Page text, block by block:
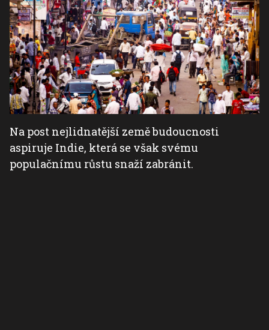
Na post nejlidnatější země budoucnosti
aspiruje Indie, která se však svému
populačnímu růstu snaží zabránit.